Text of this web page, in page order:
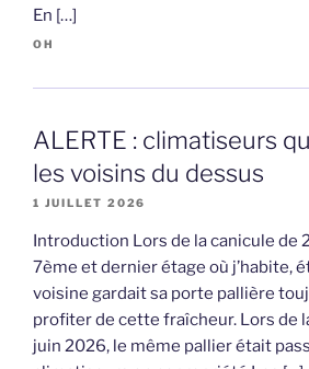
En […]
OH
ALERTE : climatiseurs
les voisins du dessus
1 JUILLET 2026
Introduction Lors de la canicule de
7ème et dernier étage où j’habite,
voisine gardait sa porte pallière
profiter de cette fraîcheur. Lors de
juin 2026, le même pallier était